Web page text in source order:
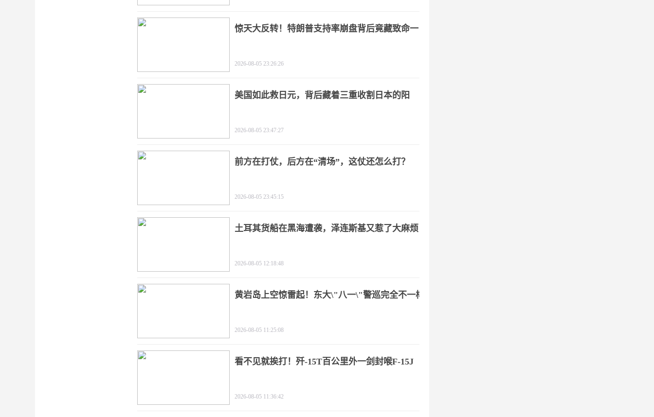
惊天大反转！特朗普支持率崩盘背后竟藏致命一
2026-08-05 23:26:26
美国如此救日元，背后藏着三重收割日本的阳
2026-08-05 23:47:27
前方在打仗，后方在“清场”，这仗还怎么打？
2026-08-05 23:45:15
土耳其货船在黑海遭袭，泽连斯基又惹了大麻烦
2026-08-05 12:18:48
黄岩岛上空惊雷起！东大\"八一\"警巡完全不一样
2026-08-05 11:25:08
看不见就挨打！歼-15T百公里外一剑封喉F-15J
2026-08-05 11:36:42